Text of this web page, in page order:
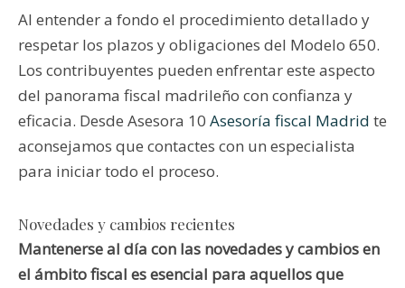
Al entender a fondo el procedimiento detallado y
respetar los plazos y obligaciones del Modelo 650.
Los contribuyentes pueden enfrentar este aspecto
del panorama fiscal madrileño con confianza y
eficacia. Desde Asesora 10 Asesoría fiscal Madrid te
aconsejamos que contactes con un especialista
para iniciar todo el proceso.
Novedades y cambios recientes
Mantenerse al día con las novedades y cambios en
el ámbito fiscal es esencial para aquellos que